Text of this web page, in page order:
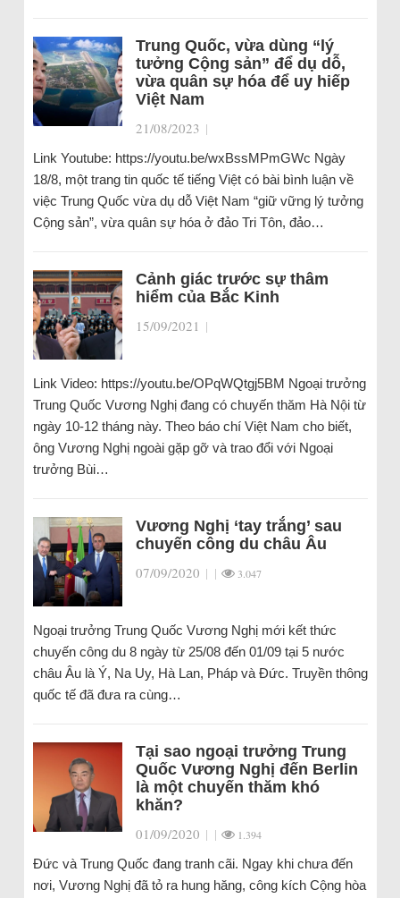
Trung Quốc, vừa dùng “lý
tưởng Cộng sản” để dụ dỗ,
vừa quân sự hóa để uy hiếp
Việt Nam
21/08/2023 |
Link Youtube: https://youtu.be/wxBssMPmGWc Ngày
18/8, một trang tin quốc tế tiếng Việt có bài bình luận về
việc Trung Quốc vừa dụ dỗ Việt Nam “giữ vững lý tưởng
Cộng sản”, vừa quân sự hóa ở đảo Tri Tôn, đảo…
Cảnh giác trước sự thâm
hiểm của Bắc Kinh
15/09/2021 |
Link Video: https://youtu.be/OPqWQtgj5BM Ngoại trưởng
Trung Quốc Vương Nghị đang có chuyến thăm Hà Nội từ
ngày 10-12 tháng này. Theo báo chí Việt Nam cho biết,
ông Vương Nghị ngoài gặp gỡ và trao đổi với Ngoại
trưởng Bùi…
Vương Nghị ‘tay trắng’ sau
chuyến công du châu Âu
07/09/2020 | | 3.047
Ngoại trưởng Trung Quốc Vương Nghị mới kết thức
chuyến công du 8 ngày từ 25/08 đến 01/09 tại 5 nước
châu Âu là Ý, Na Uy, Hà Lan, Pháp và Đức. Truyền thông
quốc tế đã đưa ra cùng…
Tại sao ngoại trưởng Trung
Quốc Vương Nghị đến Berlin
là một chuyến thăm khó
khăn?
01/09/2020 | | 1.394
Đức và Trung Quốc đang tranh cãi. Ngay khi chưa đến
nơi, Vương Nghị đã tỏ ra hung hăng, công kích Cộng hòa